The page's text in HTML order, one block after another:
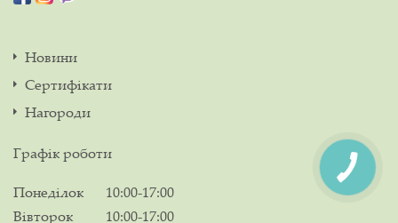
Новини
Сертифікати
Нагороди
Графік роботи
Понеділок
10:00-17:00
Вівторок
10:00-17:00